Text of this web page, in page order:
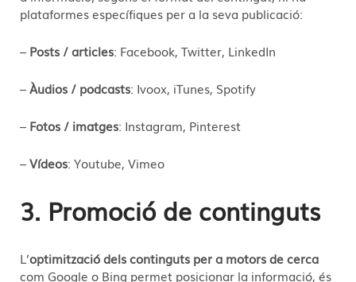
plataformes específiques per a la seva publicació:
– Posts / articles: Facebook, Twitter, LinkedIn
–Àudios / podcasts: Ivoox, iTunes, Spotify
– Fotos / imatges: Instagram, Pinterest
–Vídeos: Youtube, Vimeo
3. Promoció de continguts
L’optimització dels continguts per a motors de cerca
com Google o Bing permet posicionar la informació, és